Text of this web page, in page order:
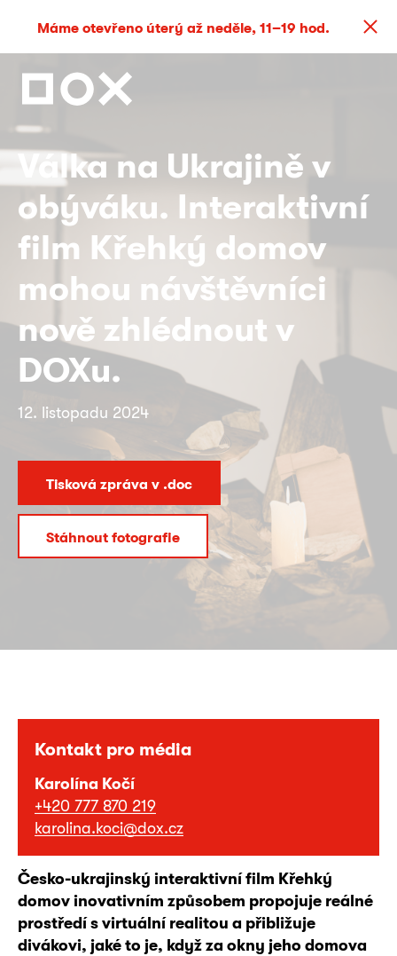
Máme otevřeno úterý až neděle, 11–19 hod.
Válka na Ukrajině v
obýváku. Interaktivní
film Křehký domov
mohou návštěvníci
nově zhlédnout v
DOXu.
12. listopadu 2024
Tisková zpráva v .doc
Stáhnout fotografie
Kontakt pro média
Karolína Kočí
+420 777 870 219
karolina.koci@dox.cz
Česko-ukrajinský interaktivní film Křehký
domov inovativním způsobem propojuje reálné
prostředí s virtuální realitou a přibližuje
divákovi, jaké to je, když za okny jeho domova